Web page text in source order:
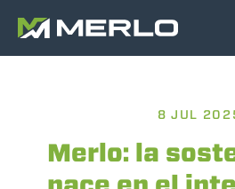
8 JUL
Merlo: la